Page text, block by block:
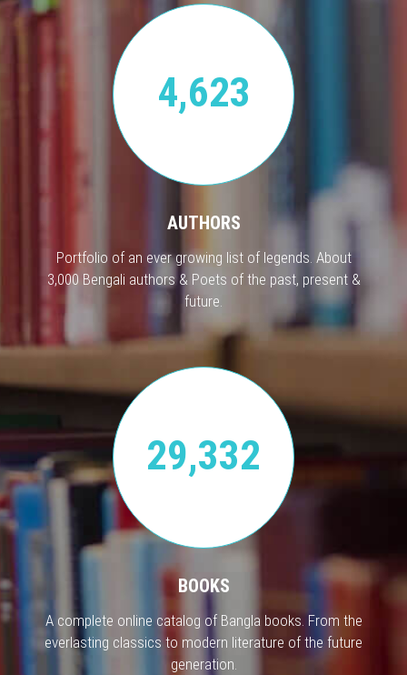
4,623
AUTHORS
Portfolio of an ever growing list of legends. About
3,000 Bengali authors & Poets of the past, present &
future.
29,332
BOOKS
A complete online catalog of Bangla books. From the
everlasting classics to modern literature of the future
generation.